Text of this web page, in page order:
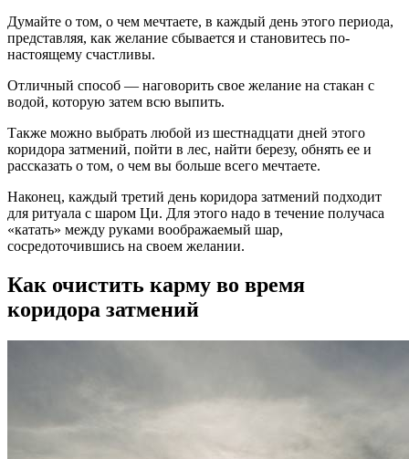
Думайте о том, о чем мечтаете, в каждый день этого периода,
представляя, как желание сбывается и становитесь по-
настоящему счастливы.
Отличный способ — наговорить свое желание на стакан с
водой, которую затем всю выпить.
Также можно выбрать любой из шестнадцати дней этого
коридора затмений, пойти в лес, найти березу, обнять ее и
рассказать о том, о чем вы больше всего мечтаете.
Наконец, каждый третий день коридора затмений подходит
для ритуала с шаром Ци. Для этого надо в течение получаса
«катать» между руками воображаемый шар,
сосредоточившись на своем желании.
Как очистить карму во время
коридора затмений